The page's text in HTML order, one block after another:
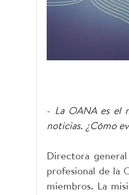
- La OANA es el
noticias. ¿Cómo
Directora
profesional de la
miembros. La